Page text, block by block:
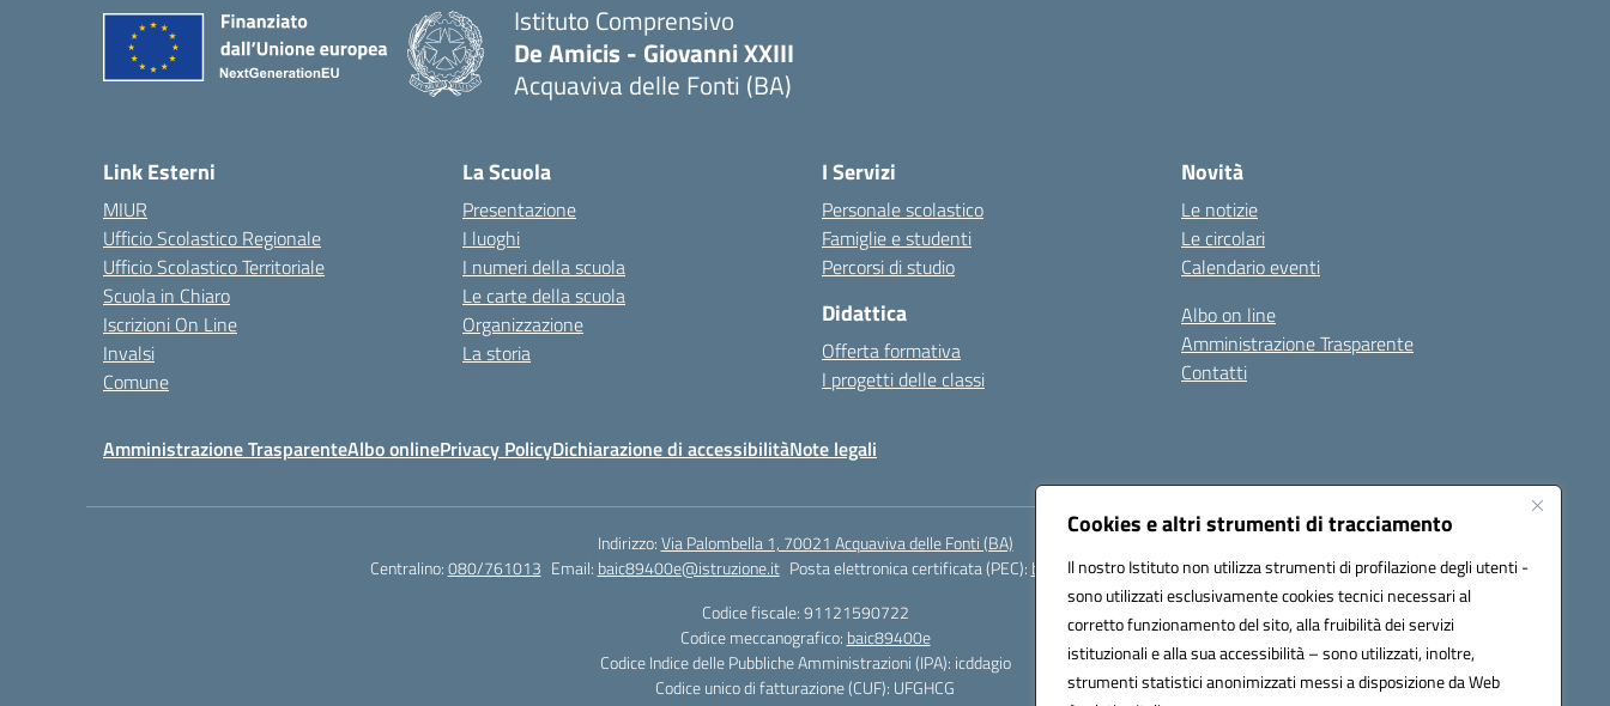
Cookies e altri strumenti di tracciamento
Il nostro Istituto non utilizza strumenti di profilazione degli utenti -
sono utilizzati esclusivamente cookies tecnici necessari al
corretto funzionamento del sito, alla fruibilità dei servizi
istituzionali e alla sua accessibilità – sono utilizzati, inoltre,
strumenti statistici anonimizzati messi a disposizione da Web
Istituto Comprensivo
De Amicis - Giovanni XXIII
Acquaviva delle Fonti (BA)
Link Esterni
MIUR
Ufficio Scolastico Regionale
Ufficio Scolastico Territoriale
Scuola in Chiaro
Iscrizioni On Line
Invalsi
Comune
La Scuola
Presentazione
I luoghi
I numeri della scuola
Le carte della scuola
Organizzazione
La storia
I Servizi
Personale scolastico
Famiglie e studenti
Percorsi di studio
Didattica
Offerta formativa
I progetti delle classi
Novità
Le notizie
Le circolari
Calendario eventi
Albo on line
Amministrazione Trasparente
Contatti
Amministrazione TrasparenteAlbo onlinePrivacy PolicyDichiarazione di accessibilitàNote legali
Indirizzo:Via Palombella 1, 70021 Acquaviva delle Fonti (BA)
Centralino:080/761013 Email: baic89400e@istruzione.it Posta elettronica certificata (PEC): baic89400e@pec.istruzione.it
Codice fiscale: 91121590722
Codice meccanografico: baic89400e
Codice Indice delle Pubbliche Amministrazioni (IPA): icddagio
Codice unico di fatturazione (CUF): UFGHCG